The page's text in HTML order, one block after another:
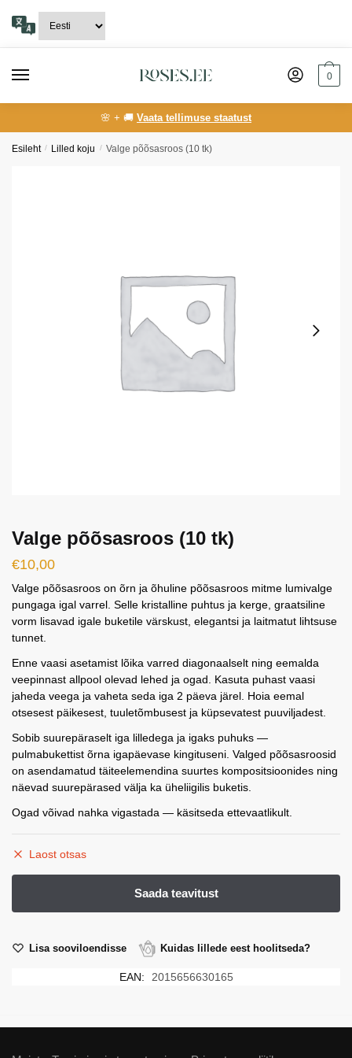
navigation
content
0
🌸 + 🚚 Vaata tellimuse staatust
Esileht / Lilled koju / Valge põõsasroos (10 tk)
Valge põõsasroos (10 tk)
€10,00
Valge põõsasroos on õrn ja õhuline põõsasroos mitme lumivalge
pungaga igal varrel. Selle kristalline puhtus ja kerge, graatsiline
vorm lisavad igale buketile värskust, elegantsi ja laitmatut lihtsuse
tunnet.
Enne vaasi asetamist lõika varred diagonaalselt ning eemalda
veepinnast allpool olevad lehed ja ogad. Kasuta puhast vaasi
jaheda veega ja vaheta seda iga 2 päeva järel. Hoia eemal
otsesest päikesest, tuuletõmbusest ja küpsevatest puuviljadest.
Sobib suurepäraselt iga lilledega ja igaks puhuks —
pulmabukettist õrna igapäevase kingituseni. Valged põõsasroosid
on asendamatud täiteelemendina suurtes kompositsioonides ning
näevad suurepärased välja ka üheliigilis buketis.
Ogad võivad nahka vigastada — käsitseda ettevaatlikult.
Laost otsas
Lisa sooviloendisse Kuidas lillede eest hoolitseda?
EAN: 2015656630165